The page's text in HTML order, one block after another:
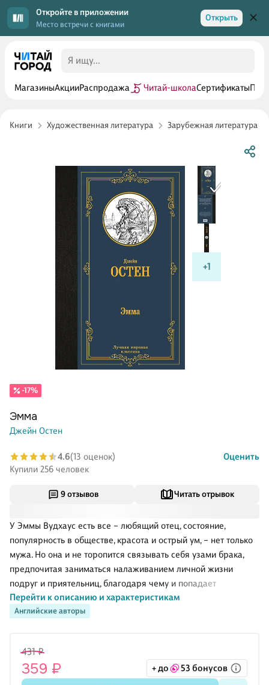
Откройте в приложении
Место встречи с книгами
Открыть
МагазиныАкцииРаспродажа Читай-школаСертификаты
Книги Художественная литература Зарубежная литература
+1
9 отзывов Читать отрывок
Английские авторы
У Эммы Вудхаус есть все – любящий отец, состояние,
популярность в обществе, красота и острый ум, – нет только
мужа. Но она и не торопится связывать себя узами брака,
предпочитая заниматься налаживанием личной жизни
подруг и приятельниц, благодаря чему и попадает
постоянно в самые неожиданные и забавные ситуации…
Перейти к описанию и характеристикам
-17%
Эмма
Джейн Остен
4.6(13 оценок)
Оценить
Купили 256 человек
431 ₽
359 ₽ + до 53 бонусов